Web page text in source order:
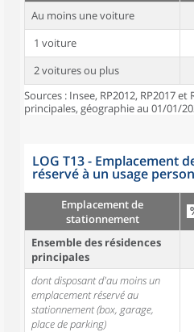
Au moins une voiture
1 voiture
2 voitures ou plus
Sources : Insee, RP2012, RP2017
principales, géographie au 01/01/
LOG T13 - Emplacement
réservé à un usage
Emplacement de
stationnement
Ensemble des résidences
principales
dont disposant d'au moins un
emplacement réservé au
stationnement (box, garage,
place de parking)